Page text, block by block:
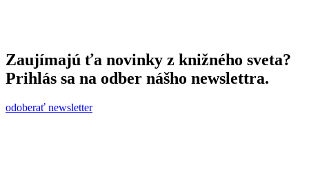
Zaujímajú ťa novinky z knižného sveta?
Prihlás sa na odber nášho newslettra.
odoberať newsletter